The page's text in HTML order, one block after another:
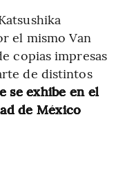
el mismo Van
copias impresas
de distintos
se exhibe en el
de México